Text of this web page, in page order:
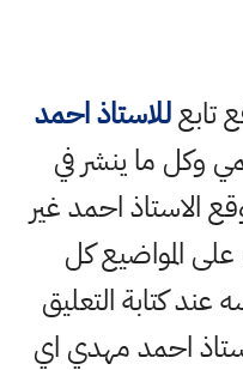
تابعللاستاذ احمد
وكل ما ينشر في
الاستاذ احمد غير
المواضيع كل
كتابة التعليق
احمد مهدي اي